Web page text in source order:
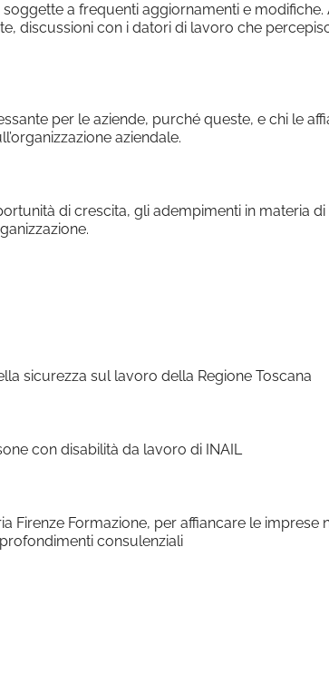
a frequenti aggiornamenti e
discussioni con i datori di lavoro che
per le aziende, purché queste, e chi le
aziendale.
di crescita, gli adempimenti in materia
sicurezza sul lavoro della Regione Toscana
con disabilità da lavoro di INAIL
Firenze Formazione, per affiancare le imprese
consulenziali